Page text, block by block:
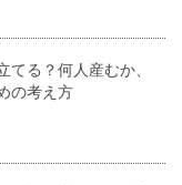
てる？何人産むか、
の考え方